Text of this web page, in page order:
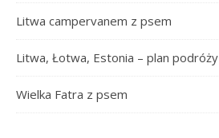
Litwa campervanem z psem
Litwa, Łotwa, Estonia – plan podróży
Wielka Fatra z psem